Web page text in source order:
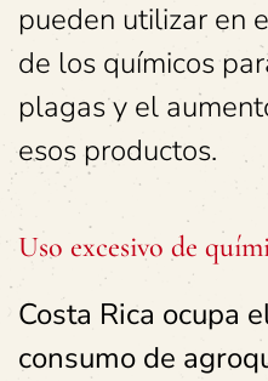
pueden utilizar en
de los químicos
plagas y el
esos productos.
Uso excesivo de
Costa Rica ocupa
consumo de